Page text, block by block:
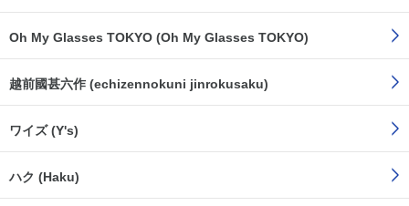
Oh My Glasses TOKYO (Oh My Glasses TOKYO)
越前國甚六作 (echizennokuni jinrokusaku)
ワイズ (Y's)
ハク (Haku)